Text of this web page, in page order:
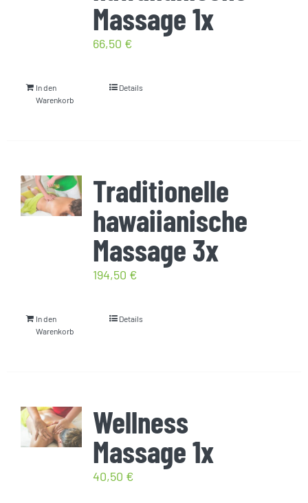
Massage 1x
66,50 €
In den
Warenkorb
Details
Traditionelle
hawaiianische
Massage 3x
194,50 €
In den
Warenkorb
Details
Wellness
Massage 1x
40,50 €